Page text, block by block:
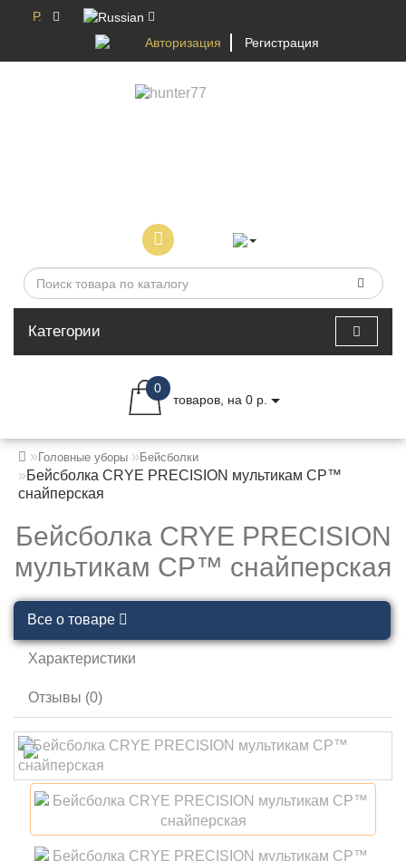
Р.
Авторизация
Регистрация
Категории
0
товаров, на 0 р.
Головные уборы Бейсболки
Бейсболка CRYE PRECISION мультикам CP™
снайперская
Бейсболка CRYE PRECISION
мультикам CP™ снайперская
Все о товаре
Характеристики
Отзывы (0)